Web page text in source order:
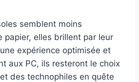
semblent moins
papier, elles brillent par leur
expérience optimisée et
aux PC, ils resteront le choix
des technophiles en quête